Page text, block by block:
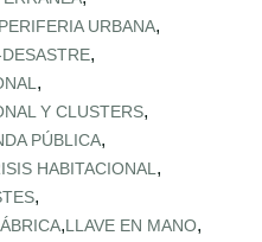
URBANA,
,
,
Y CLUSTERS,
PÚBLICA,
HABITACIONAL ,
,
,LLAVE EN MANO,